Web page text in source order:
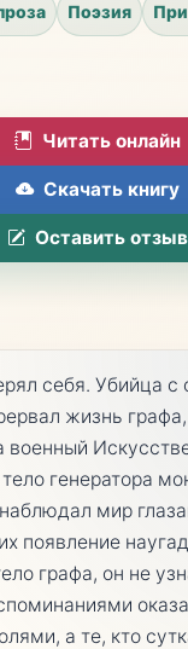
Поэзия
Читать онлайн
Скачать книгу
Оставить отзыв
себя. Убийца с
жизнь
военный
генератора
мир
появление
графа, он не
а те, кто